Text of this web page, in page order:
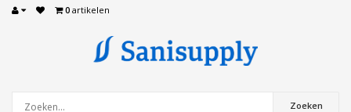
0 artikelen
Zoeken